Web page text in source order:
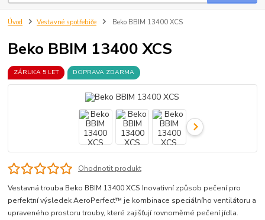
Úvod Vestavné spotřebiče Beko BBIM 13400 XCS
Beko BBIM 13400 XCS
ZÁRUKA 5 LET DOPRAVA ZDARMA
Ohodnotit produkt
Vestavná trouba Beko BBIM 13400 XCS Inovativní způsob pečení pro
perfektní výsledek AeroPerfect™ je kombinace speciálního ventilátoru a
upraveného prostoru trouby, které zajišťují rovnoměrné pečení jídla.